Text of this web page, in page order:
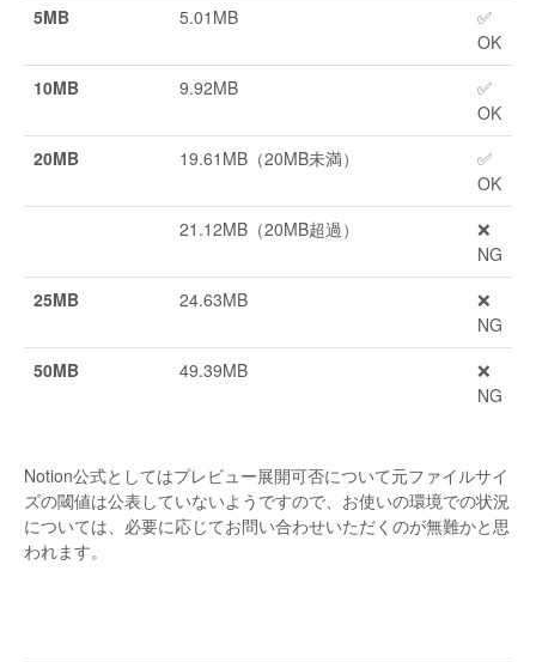
5MB
5.01MB
✅
OK
10MB
9.92MB
✅
OK
20MB
19.61MB（20MB未満）
✅
OK
21.12MB（20MB超過）
❌
NG
25MB
24.63MB
❌
NG
50MB
49.39MB
❌
NG
Notion公式としてはプレビュー展開可否について元ファイルサイ
ズの閾値は公表していないようですので、お使いの環境での状況
については、必要に応じてお問い合わせいただくのが無難かと思
われます。